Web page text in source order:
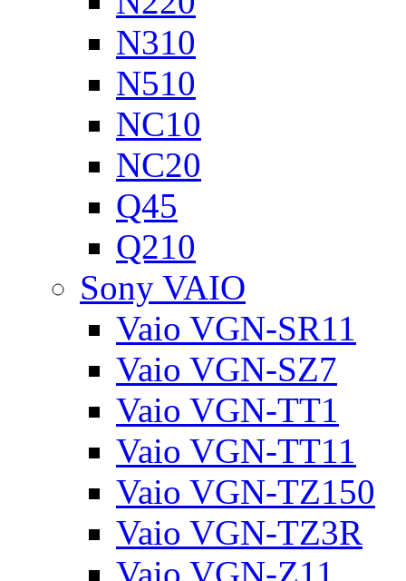
N310
N510
NC10
NC20
Q45
Q210
Sony VAIO
Vaio VGN-SR11
Vaio VGN-SZ7
Vaio VGN-TT1
Vaio VGN-TT11
Vaio VGN-TZ150
Vaio VGN-TZ3R